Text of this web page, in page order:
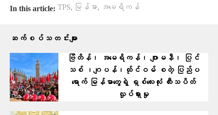
In this article: TPS, မြန်မာ, အမေရိကန်
ဆက်စပ်သတင်းများ
ဗြိတိန်၊ အမေရိကန်၊ ဂျာမနီ၊ ပြင်
သစ် ၊ဂျပန်၊ထ်ုင်ဝမ် စတဲ့ ပြ​ည်ပ
ရောက် မြန်မာတွေရဲ့ ရှစ်လေးလုံး ထီးသပိတ်
လှုပ်ရှားမှု